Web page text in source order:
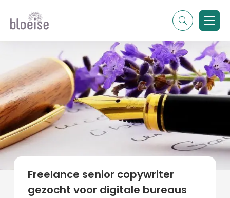
Contentmarketing
Online marketing
Branches
Marketing
Alle soorten artikelen
Freelance senior copywriter
gezocht voor digitale bureaus